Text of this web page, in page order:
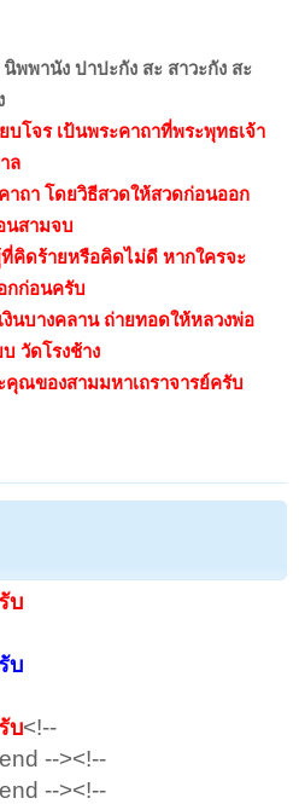
พพานัง ปาปะกัง สะ สาวะกัง สะ
บโจร เป้นพระคาถาที่พระพุทธเจ้า
ล
ถา โดยวิธีสวดให้สวดก่อนออก
นสามจบ
คิดร้ายหรือคิดไม่ดี หากใครจะ
กก่อนครับ
นบางคลาน ถ่ายทอดให้หลวงพ่อ
วัดโรงช้าง
คุณของสามมหาเถราจารย์ครับ
บ
บ
บ<!--
--><!--
--><!--